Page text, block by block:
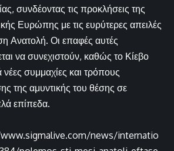
συνδέοντας τις προκλήσεις της
Ευρώπης με τις ευρύτερες απειλές
Ανατολή. Οι επαφές αυτές
να συνεχιστούν, καθώς το Κίεβο
νέες συμμαχίες και τρόπους
της αμυντικής του θέσης σε
επίπεδα.
news/internatio